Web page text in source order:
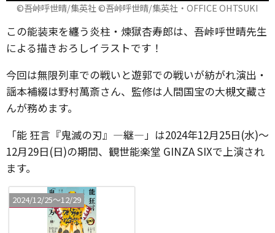
©吾峠呼世晴/集英社 ©吾峠呼世晴/集英社・OFFICE OHTSUKI
この能装束を纏う炎柱・煉獄杏寿郎は、吾峠呼世晴先生
による描きおろしイラストです！
今回は無限列車での戦いと遊郭での戦いが紡がれ演出・
謡本補綴は野村萬斎さん、監修は人間国宝の大槻文藏さ
んが務めます。
「能 狂言『鬼滅の刃』―継―」は2024年12月25日(水)～
12月29日(日)の期間、観世能楽堂 GINZA SIXで上演され
ます。
2024/12/25〜12/29